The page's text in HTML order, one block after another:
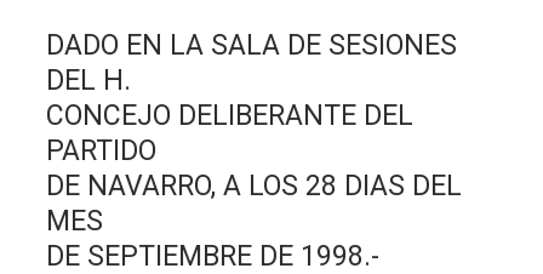
DADO EN LA SALA DE SESIONES
DEL H.
CONCEJO DELIBERANTE DEL
PARTIDO
DE NAVARRO, A LOS 28 DIAS DEL
MES
DE SEPTIEMBRE DE 1998.-